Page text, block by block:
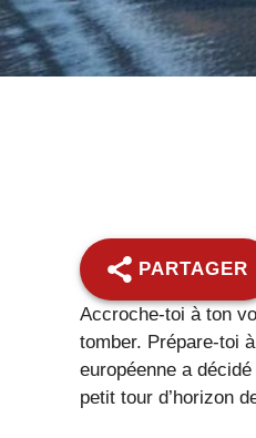
PARTAGER
Accroche-toi à ton
tomber. Prépare-toi
européenne a
petit tour d’horizon